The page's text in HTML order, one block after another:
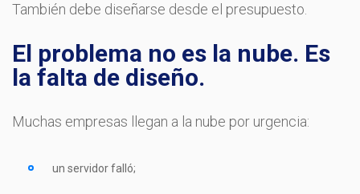
También debe diseñarse desde el presupuesto.
El problema no es la nube. Es
la falta de diseño.
Muchas empresas llegan a la nube por urgencia:
un servidor falló;